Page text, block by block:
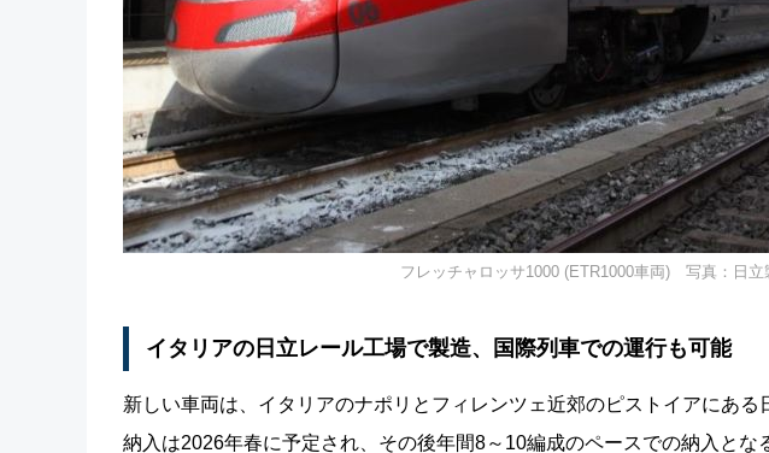
フレッチャロッサ1000 (ETR1000車両) 写真：日立
イタリアの日立レール工場で製造、国際列車での運行も可能
新しい車両は、イタリアのナポリとフィレンツェ近郊のピストイアにあ
納入は2026年春に予定され、その後年間8～10編成のペースでの納入とな